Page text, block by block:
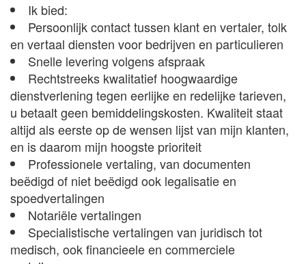
Ik bied:
Persoonlijk contact tussen klant en vertaler, tolk
en vertaal diensten voor bedrijven en particulieren
Snelle levering volgens afspraak
Rechtstreeks kwalitatief hoogwaardige
dienstverlening tegen eerlijke en redelijke tarieven,
u betaalt geen bemiddelingskosten. Kwaliteit staat
altijd als eerste op de wensen lijst van mijn klanten,
en is daarom mijn hoogste prioriteit
Professionele vertaling, van documenten
beëdigd of niet beëdigd ook legalisatie en
spoedvertalingen
Notariële vertalingen
Specialistische vertalingen van juridisch tot
medisch, ook financieele en commerciele